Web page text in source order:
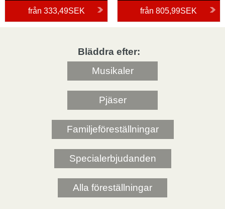
från 333,49SEK från805,99SEK
Bläddra efter:
Musikaler
Pjäser
Familjeföreställningar
Specialerbjudanden
Alla föreställningar